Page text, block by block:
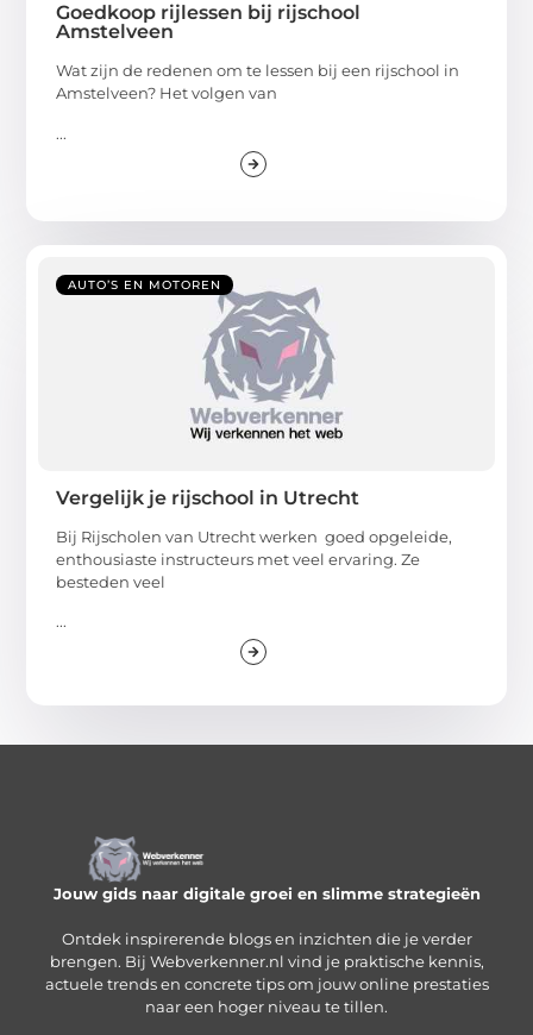
Goedkoop rijlessen bij rijschool
Amstelveen
Wat zijn de redenen om te lessen bij een rijschool in
Amstelveen? Het volgen van
...
AUTO’S EN MOTOREN
Vergelijk je rijschool in Utrecht
Bij Rijscholen van Utrecht werken goed opgeleide,
enthousiaste instructeurs met veel ervaring. Ze
besteden veel
...
Jouw gids naar digitale groei en slimme strategieën
Ontdek inspirerende blogs en inzichten die je verder
brengen. Bij Webverkenner.nl vind je praktische kennis,
actuele trends en concrete tips om jouw online prestaties
naar een hoger niveau te tillen.